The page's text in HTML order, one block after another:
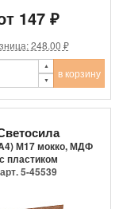
147 ₽
248.00 ₽
в корзину
М17 мокко, МДФ
с пластиком
арт. 5-45539